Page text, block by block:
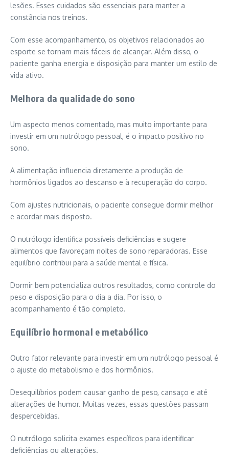
lesões. Esses cuidados são essenciais para manter a
constância nos treinos.
Com esse acompanhamento, os objetivos relacionados ao
esporte se tornam mais fáceis de alcançar. Além disso, o
paciente ganha energia e disposição para manter um estilo de
vida ativo.
Melhora da qualidade do sono
Um aspecto menos comentado, mas muito importante para
investir em um nutrólogo pessoal, é o impacto positivo no
sono.
A alimentação influencia diretamente a produção de
hormônios ligados ao descanso e à recuperação do corpo.
Com ajustes nutricionais, o paciente consegue dormir melhor
e acordar mais disposto.
O nutrólogo identifica possíveis deficiências e sugere
alimentos que favoreçam noites de sono reparadoras. Esse
equilíbrio contribui para a saúde mental e física.
Dormir bem potencializa outros resultados, como controle do
peso e disposição para o dia a dia. Por isso, o
acompanhamento é tão completo.
Equilíbrio hormonal e metabólico
Outro fator relevante para investir em um nutrólogo pessoal é
o ajuste do metabolismo e dos hormônios.
Desequilíbrios podem causar ganho de peso, cansaço e até
alterações de humor. Muitas vezes, essas questões passam
despercebidas.
O nutrólogo solicita exames específicos para identificar
deficiências ou alterações.